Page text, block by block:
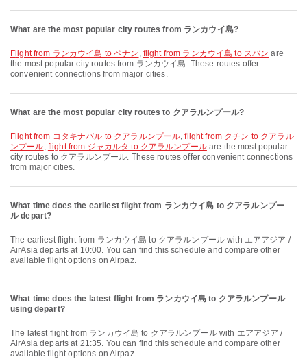
What are the most popular city routes from ランカウイ島?
flight from ランカウイ島 to ペナン , flight from ランカウイ島 to スバン are
the most popular city routes from ランカウイ島. These routes offer
convenient connections from major cities.
What are the most popular city routes to クアラルンプール?
flight from コタキナバル to クアラルンプール,flight from クチン to クアラル
ンプール, flight from ジャカルタ to クアラルンプールare the most popular
city routes to クアラルンプール. These routes offer convenient connections
from major cities.
What time does the earliest flight from ランカウイ島 to クアラルンプー
ル depart?
The earliest flight from ランカウイ島 to クアラルンプール with エアアジア /
AirAsia departs at 10:00. You can find this schedule and compare other
available flight options on Airpaz.
What time does the latest flight from ランカウイ島 to クアラルンプール
using depart?
The latest flight from ランカウイ島 to クアラルンプール with エアアジア /
AirAsia departs at 21:35. You can find this schedule and compare other
available flight options on Airpaz.